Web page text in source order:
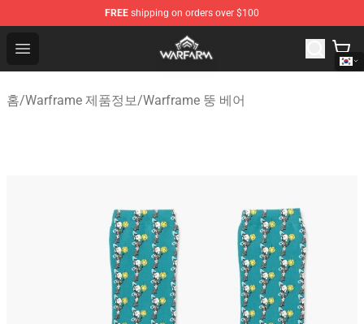
FREE shipping on orders over $100
Open menu
Warframe Shop - Official Warframe Merchandise Store
홈/Warframe 제품정보/Warframe 뚱 베어